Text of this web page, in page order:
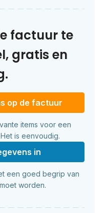
factuur te
gratis en
op de factuur
items voor een
is eenvoudig.
in
een goed begrip van
worden.